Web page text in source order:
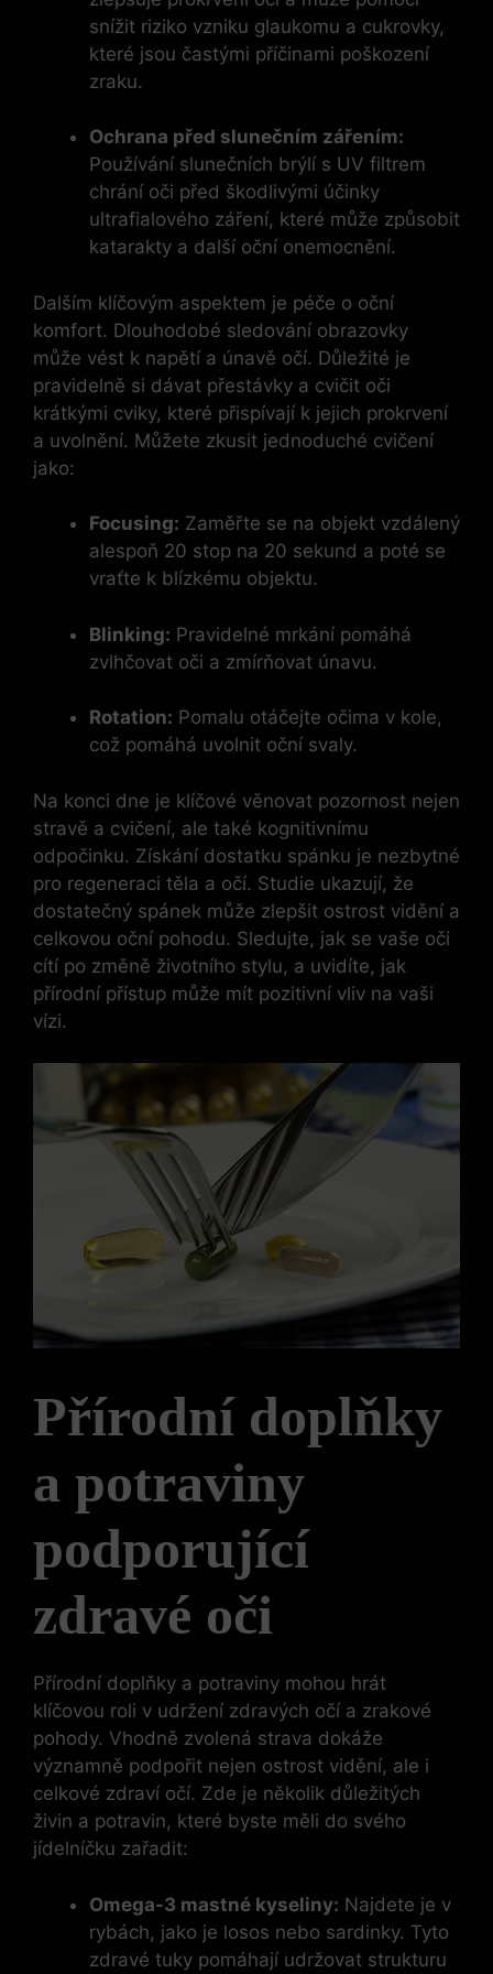
snížit riziko vzniku glaukomu a cukrovky,
které jsou častými příčinami poškození
zraku.
Ochrana před slunečním zářením:
Používání slunečních brýlí s UV filtrem
chrání oči před škodlivými účinky
ultrafialového záření, které může způsobit
katarakty a další oční onemocnění.
Dalším klíčovým aspektem je péče o oční
komfort. Dlouhodobé sledování obrazovky
může vést k napětí a únavě očí. Důležité je
pravidelně si dávat přestávky a cvičit oči
krátkými cviky, které přispívají k jejich prokrvení
a uvolnění. Můžete zkusit jednoduché cvičení
jako:
Focusing: Zaměřte se na objekt vzdálený
alespoň 20 stop na 20 sekund a poté se
vraťte k blízkému objektu.
Blinking: Pravidelné mrkání pomáhá
zvlhčovat oči a zmírňovat únavu.
Rotation: Pomalu otáčejte očima v kole,
což pomáhá uvolnit oční svaly.
Na konci dne je klíčové věnovat pozornost nejen
stravě a cvičení, ale také kognitivnímu
odpočinku. Získání dostatku spánku je nezbytné
pro regeneraci těla a očí. Studie ukazují, že
dostatečný spánek může zlepšit ostrost vidění a
celkovou oční pohodu. Sledujte, jak se vaše oči
cítí po změně životního stylu, a uvidíte, jak
přírodní přístup může mít pozitivní vliv na vaši
vízi.
Přírodní doplňky
a potraviny
podporující
zdravé oči
Přírodní doplňky a potraviny mohou hrát
klíčovou roli v udržení zdravých očí a zrakové
pohody. Vhodně zvolená strava dokáže
významně podpořit nejen ostrost vidění, ale i
celkové zdraví očí. Zde je několik důležitých
živin a potravin, které byste měli do svého
jídelníčku zařadit:
Omega-3 mastné kyseliny: Najdete je v
rybách, jako je losos nebo sardinky. Tyto
zdravé tuky pomáhají udržovat strukturu